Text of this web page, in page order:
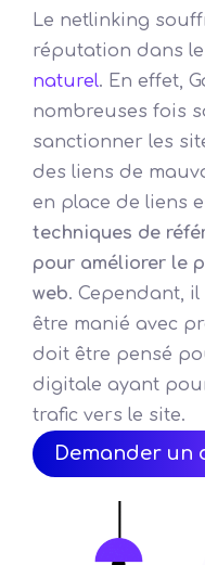
Le netlinking
réputation dans
naturel. En effet,
nombreuses fois
sanctionner les
des liens de
en place de liens
techniques de
pour améliorer le
web. Cependant,
être manié avec
doit être pensé
digitale ayant
trafic vers le site.
Demander un